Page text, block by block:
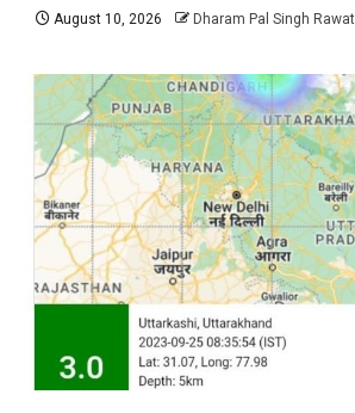
August 10, 2026 Dharam Pal Singh Rawat